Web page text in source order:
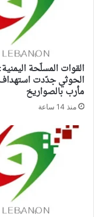
القوات المسلّحة
الحوثي جدّدت
مأرب بالصواريخ
منذ 14 ساعة